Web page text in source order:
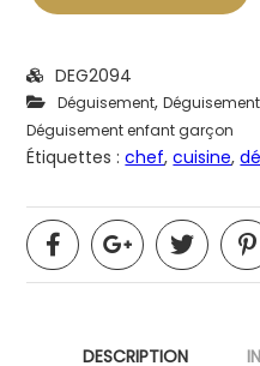
DEG2094
Déguisement,
Déguisement enfant garçon
Étiquettes :chef,cuisine,
DESCRIPTION